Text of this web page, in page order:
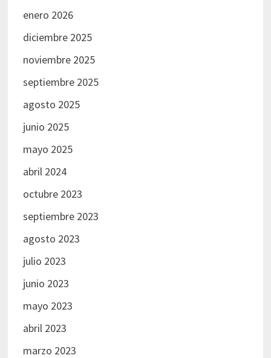
enero 2026
diciembre 2025
noviembre 2025
septiembre 2025
agosto 2025
junio 2025
mayo 2025
abril 2024
octubre 2023
septiembre 2023
agosto 2023
julio 2023
junio 2023
mayo 2023
abril 2023
marzo 2023